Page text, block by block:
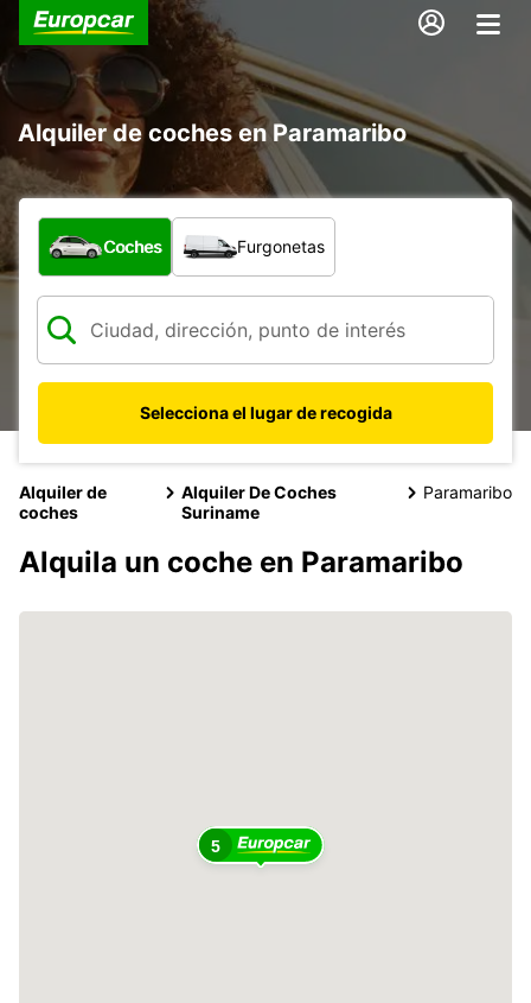
Alquiler de coches en Paramaribo
¿Qué tipo de vehículo?
Coches Furgonetas
Selecciona el lugar de recogida
Alquiler de
coches
Alquiler De Coches
Suriname
Paramaribo
Alquila un coche en Paramaribo
5